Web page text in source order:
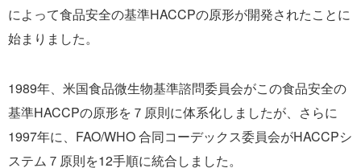
によって食品安全の基準HACCPの原形が開発されたことに
始まりました。
1989年、米国食品微生物基準諮問委員会がこの食品安全の
基準HACCPの原形を７原則に体系化しましたが、さらに
1997年に、FAO/WHO 合同コーデックス委員会がHACCPシ
ステム７原則を12手順に統合しました。